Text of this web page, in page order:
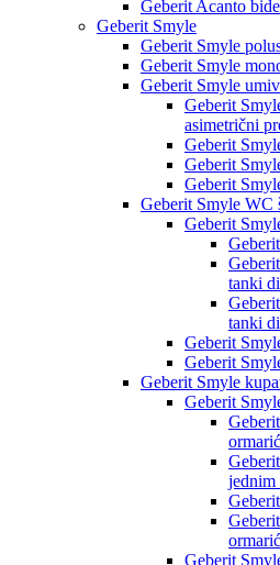
Geberit Acanto
Geberit Smyle
Geberit Smyle
Geberit Smyle
Geberit Smyle
Geberit
asimetrični
Geberit
Geberit
Geberit
Geberit Smyle WC
Geberit
tanki
tanki
Geberit
Geberit
Geberit Smyle
Geberit
jednim
Geberit